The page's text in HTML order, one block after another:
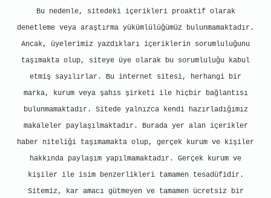
Bu nedenle, sitedeki içerikleri proaktif olarak
denetleme veya araştırma yükümlülüğümüz bulunmamaktadır.
Ancak, üyelerimiz yazdıkları içeriklerin sorumluluğunu
taşımakta olup, siteye üye olarak bu sorumluluğu kabul
etmiş sayılırlar. Bu internet sitesi, herhangi bir
marka, kurum veya şahıs şirketi ile hiçbir bağlantısı
bulunmamaktadır. Sitede yalnızca kendi hazırladığımız
makaleler paylaşılmaktadır. Burada yer alan içerikler
haber niteliği taşımamakta olup, gerçek kurum ve kişiler
hakkında paylaşım yapılmamaktadır. Gerçek kurum ve
kişiler ile isim benzerlikleri tamamen tesadüfidir.
Sitemiz, kar amacı gütmeyen ve tamamen ücretsiz bir